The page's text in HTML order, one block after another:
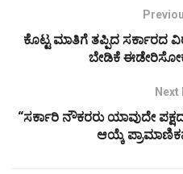
ಕೊಟ್ಟ ಮಾತಿಗೆ ತಪ್ಪಿದ ಸರ್ಕಾರದ
ಬೇಡಿಕೆ
Next
“ಸರ್ಕಾರಿ ನೌಕರರು ಯಾವುದೇ
ಆಯ್ಕೆ